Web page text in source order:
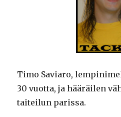
Timo Saviaro,
30 vuotta, ja hääräilen
taiteilun parissa.